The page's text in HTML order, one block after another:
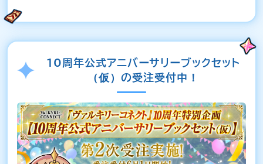
10周年公式アニバーサリーブックセット
（仮）の受注受付中！